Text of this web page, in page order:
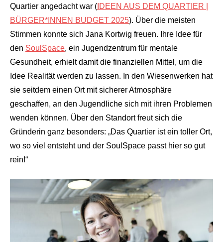
Quartier angedacht war ( IDEEN AUS DEM QUARTIER |
BÜRGER*INNEN BUDGET 2025). Über die meisten
Stimmen konnte sich Jana Kortwig freuen. Ihre Idee für
den SoulSpace, ein Jugendzentrum für mentale
Gesundheit, erhielt damit die finanziellen Mittel, um die
Idee Realität werden zu lassen. In den Wiesenwerken hat
sie seitdem einen Ort mit sicherer Atmosphäre
geschaffen, an den Jugendliche sich mit ihren Problemen
wenden können. Über den Standort freut sich die
Gründerin ganz besonders: „Das Quartier ist ein toller Ort,
wo so viel entsteht und der SoulSpace passt hier so gut
rein!“